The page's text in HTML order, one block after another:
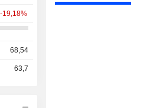
-19,18%
68,54
63,7